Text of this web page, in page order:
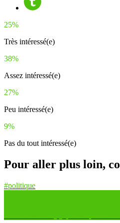
25%
Très intéressé(e)
38%
Assez intéressé(e)
27%
Peu intéressé(e)
9%
Pas du tout intéressé(e)
Pour aller plus loin,
#politique